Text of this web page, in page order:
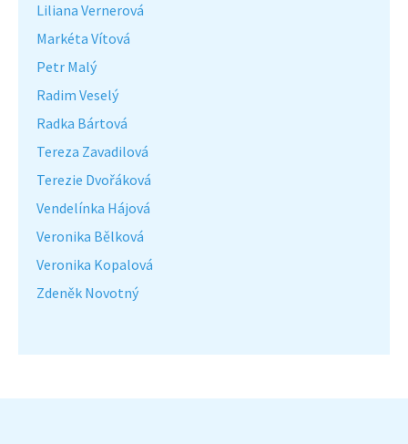
Liliana Vernerová
Markéta Vítová
Petr Malý
Radim Veselý
Radka Bártová
Tereza Zavadilová
Terezie Dvořáková
Vendelínka Hájová
Veronika Bělková
Veronika Kopalová
Zdeněk Novotný